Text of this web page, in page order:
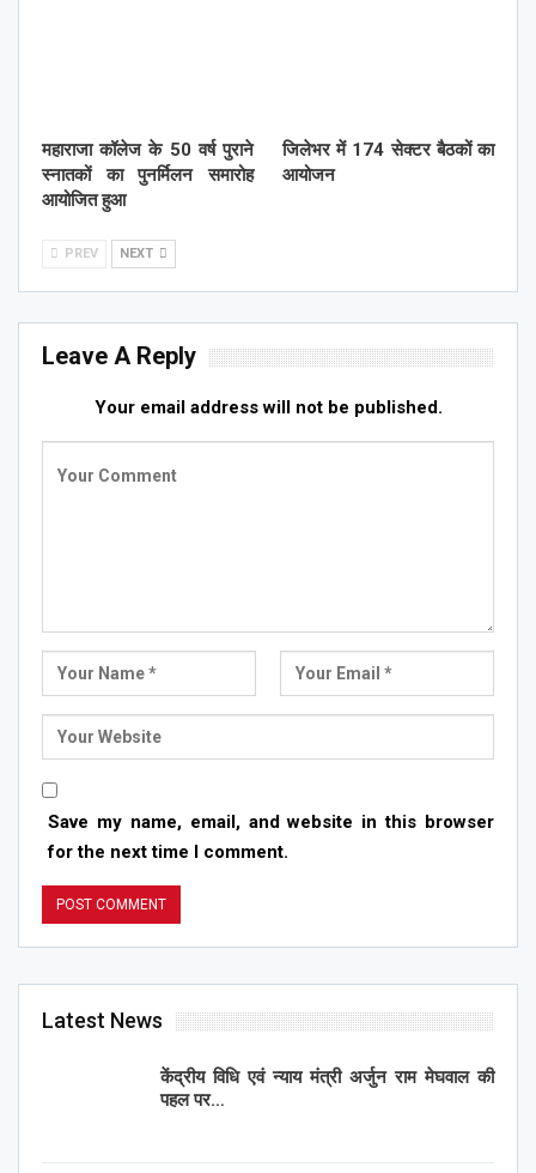
महाराजा कॉलेज के 50 वर्ष पुराने
स्नातकों का पुनर्मिलन समारोह
आयोजित हुआ
जिलेभर में 174 सेक्टर बैठकों का
आयोजन
PREV NEXT
Leave A Reply
Your email address will not be published.
Save my name, email, and website in this browser
for the next time I comment.
Latest News
केंद्रीय विधि एवं न्याय मंत्री अर्जुन राम मेघवाल की
पहल पर…